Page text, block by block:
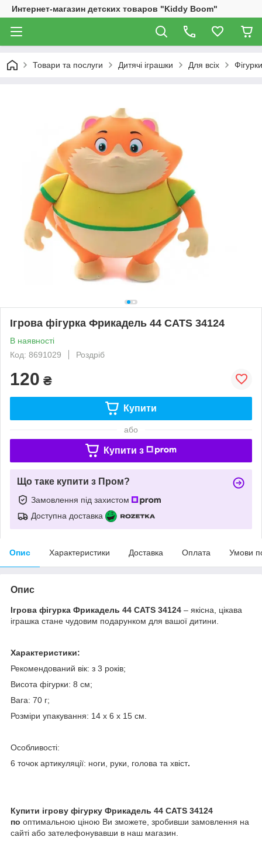
Интернет-магазин детских товаров "Kiddy Boom"
Товари та послуги Дитячі іграшки Для всіх
Ігрова фігурка Фрикадель 44 CATS 34124
В наявності
Код: 8691029
Роздріб
120 ₴
Купити
або
Купити з
Що таке купити з Пром?
Замовлення під захистом
Доступна доставка
Опис Характеристики Доставка Оплата Умови
Опис
Ігрова фігурка Фрикадель 44 CATS 34124 – якісна, цікава
іграшка стане чудовим подарунком для вашої дитини.
Характеристики:
Рекомендований вік: з 3 років;
Висота фігурки: 8 см;
Вага: 70 г;
Розміри упакування: 14 х 6 х 15 см.
Особливості:
6 точок артикуляції: ноги, руки, голова та хвіст.
Купити ігрову фігурку Фрикадель 44 CATS 34124
по оптимальною ціною Ви зможете, зробивши замовлення на
сайті або зателефонувавши в наш магазин.